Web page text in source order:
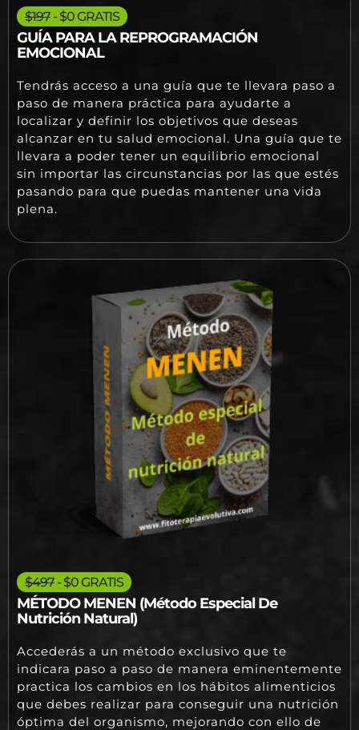
$197 - $0 GRATIS
GUÍA PARA LA REPROGRAMACIÓN
EMOCIONAL
Tendrás acceso a una guía que te llevara paso a
paso de manera práctica para ayudarte a
localizar y definir los objetivos que deseas
alcanzar en tu salud emocional. Una guía que te
llevara a poder tener un equilibrio emocional
sin importar las circunstancias por las que estés
pasando para que puedas mantener una vida
plena.
$497 - $0 GRATIS
MÉTODO MENEN (Método Especial De
Nutrición Natural)
Accederás a un método exclusivo que te
indicara paso a paso de manera eminentemente
practica los cambios en los hábitos alimenticios
que debes realizar para conseguir una nutrición
óptima del organismo, mejorando con ello de